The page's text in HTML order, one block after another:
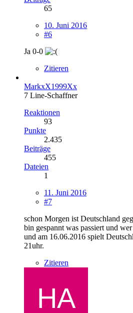
65
10. Juni 2016
#6
Ja 0-0
Zitieren
MarkxX1999Xx
7 Line-Schaffner
Reaktionen
93
Punkte
2.435
Beiträge
455
Dateien
1
11. Juni 2016
#7
schon Morgen ist Deutschland
bin gespannt was passiert und
und am 16.06.2016 spielt
21uhr.
Zitieren